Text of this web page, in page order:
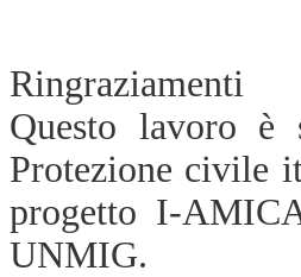
Ringraziamenti
Questo lavoro è
Protezione civile
progetto I-
UNMIG.